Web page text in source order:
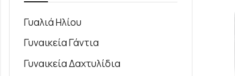
Γυαλιά Ηλίου
Γυναικεία Γάντια
Γυναικεία Δαχτυλίδια